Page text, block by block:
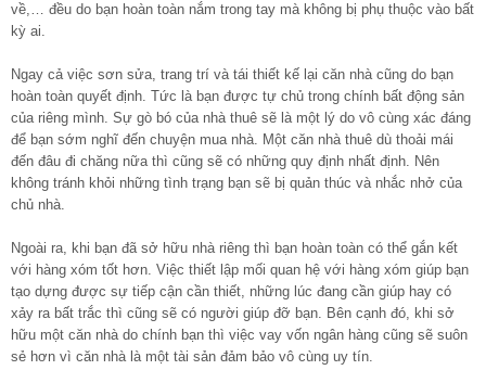
về,… đều do bạn hoàn toàn nắm trong tay mà không bị phụ thuộc vào bất
kỳ ai.
Ngay cả việc sơn sửa, trang trí và tái thiết kế lại căn nhà cũng do bạn
hoàn toàn quyết định. Tức là bạn được tự chủ trong chính bất động sản
của riêng mình. Sự gò bó của nhà thuê sẽ là một lý do vô cùng xác đáng
để bạn sớm nghĩ đến chuyện mua nhà. Một căn nhà thuê dù thoải mái
đến đâu đi chăng nữa thì cũng sẽ có những quy định nhất định. Nên
không tránh khỏi những tình trạng bạn sẽ bị quản thúc và nhắc nhở của
chủ nhà.
Ngoài ra, khi bạn đã sở hữu nhà riêng thì bạn hoàn toàn có thể gắn kết
với hàng xóm tốt hơn. Việc thiết lập mối quan hệ với hàng xóm giúp bạn
tạo dựng được sự tiếp cận cần thiết, những lúc đang cần giúp hay có
xảy ra bất trắc thì cũng sẽ có người giúp đỡ bạn. Bên cạnh đó, khi sở
hữu một căn nhà do chính bạn thì việc vay vốn ngân hàng cũng sẽ suôn
sẻ hơn vì căn nhà là một tài sản đảm bảo vô cùng uy tín.